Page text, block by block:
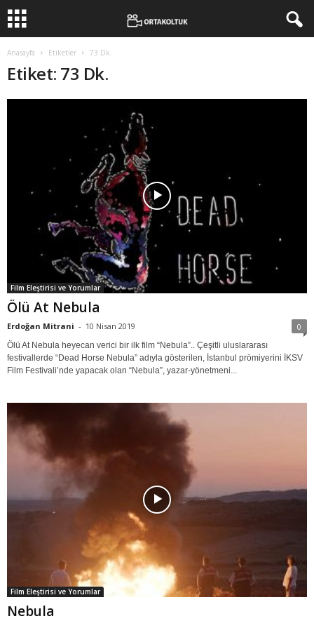
Anasayfa Etiketler 73 Dk.
Etiket: 73 Dk.
Film Eleştirisi ve Yorumlar
Ölü At Nebula
Erdoğan Mitrani - 10 Nisan 2019 0
Ölü At Nebula heyecan verici bir ilk film “Nebula”.. Çeşitli uluslararası
festivallerde “Dead Horse Nebula” adıyla gösterilen, İstanbul prömiyerini İKSV
Film Festivali’nde yapacak olan “Nebula”, yazar-yönetmeni...
Film Eleştirisi ve Yorumlar
Nebula